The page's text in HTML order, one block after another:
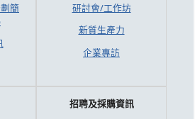
簡
研討會/工作坊
新質生產力
企業專訪
招聘及採購資訊